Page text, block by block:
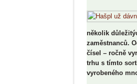
několik
zaměstnanců.
čísel – ročně
trhu s tímto
vyrobeného